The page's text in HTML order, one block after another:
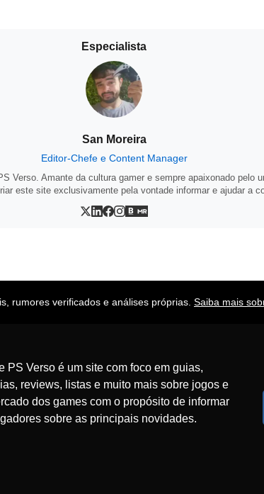
Especialista
San Moreira
Editor-Chefe e Content Manager
Verso. Amante da cultura gamer e sempre apaixonado pelo
este site exclusivamente pela vontade informar e ajudar a
rumores verificados e análises próprias. Saiba mais
PS Verso é um site com foco em guias,
reviews, listas e muito mais sobre jogos e
dos games com o propósito de informar
sobre as principais novidades.